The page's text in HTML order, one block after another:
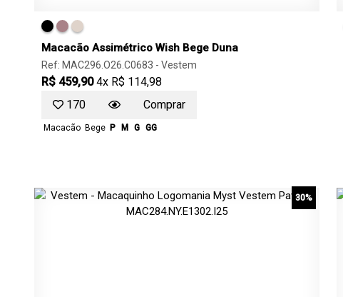
Macacão Assimétrico Wish Bege Duna
Ref: MAC296.O26.C0683 - Vestem
R$ 459,90 4x R$ 114,98
170
Comprar
Macacão Bege P M G GG
30%